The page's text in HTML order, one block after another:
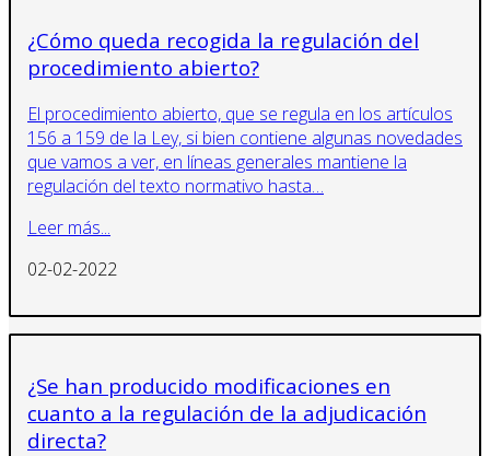
¿Cómo queda recogida la regulación del
procedimiento abierto?
El procedimiento abierto, que se regula en los artículos
156 a 159 de la Ley, si bien contiene algunas novedades
que vamos a ver, en líneas generales mantiene la
regulación del texto normativo hasta…
Leer más...
02-02-2022
¿Se han producido modificaciones en
cuanto a la regulación de la adjudicación
directa?